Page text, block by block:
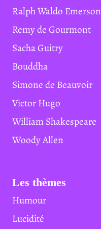
Ralph Waldo Emerson
Remy de Gourmont
Sacha Guitry
Bouddha
Simone de Beauvoir
Victor Hugo
William Shakespeare
Woody Allen
Les thèmes
Humour
Lucidité